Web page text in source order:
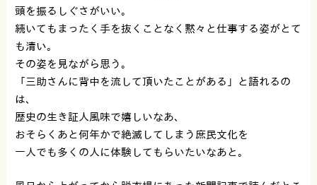
頭を振るしぐさがいい。
続いてもまったく手を抜くことなく黙々と仕事する姿がとて
も清い。
その姿を見ながら思う。
「三助さんに背中を流して頂いたことがある」と語れるの
は、
歴史の生き証人風味で嬉しいなあ、
おそらくあと何年かで絶滅してしまう庶民文化を
一人でも多くの人に体験してもらいたいなあと。